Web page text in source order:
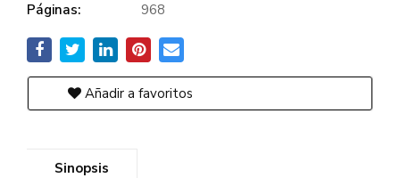
Páginas:
968
Añadir a favoritos
Sinopsis